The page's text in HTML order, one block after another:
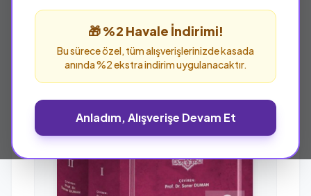
🎁 %2 Havale İndirimi!
Bu sürece özel, tüm alışverişlerinizde kasada
anında %2 ekstra indirim uygulanacaktır.
Anladım, Alışverişe Devam Et